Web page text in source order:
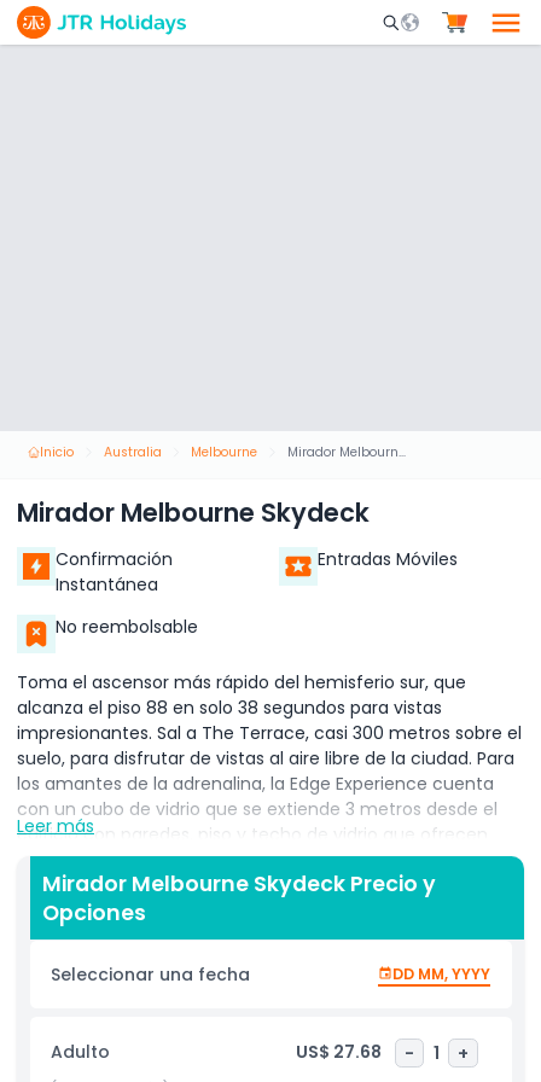
Mobile Search
Inicio Australia Melbourne Mirador Melbourne Skydeck
Mirador Melbourne Skydeck
Confirmación
Instantánea
Entradas Móviles
No reembolsable
Toma el ascensor más rápido del hemisferio sur, que
alcanza el piso 88 en solo 38 segundos para vistas
impresionantes. Sal a The Terrace, casi 300 metros sobre el
suelo, para disfrutar de vistas al aire libre de la ciudad. Para
los amantes de la adrenalina, la Edge Experience cuenta
con un cubo de vidrio que se extiende 3 metros desde el
edificio con paredes, piso y techo de vidrio que ofrecen
una perspectiva inolvidable de Melbourne desde las alturas.
Estos elementos hacen del Melbourne Skydeck una
atracción principal para familias y amantes de la aventura.​
La entrada a Melbourne Skydeck te sumerge en vistas
panorámicas de Melbourne, combinando educación con
emoción. Observa puntos de referencia como el río Yarra,
través de los catalejos. Las exhibiciones interactivas
mejoran la comprensión del diseño de la ciudad, mientras
Leer más
Mirador Melbourne Skydeck Precio y
Opciones
Seleccionar una fecha DD MM, YYYY
Adulto US$ 27.68 - 1 +